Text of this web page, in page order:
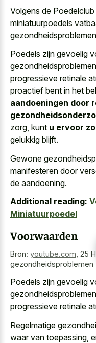
Volgens de
miniatuurpoedels
gezondheidsproblemen
Poedels zijn gevoelig
progressieve retinale
proactief bent in het
aandoeningen door
zorg, kunt u ervoor
gelukkig blijft.
Gewone
manifesteren door
de aandoening.
Additional reading:
Miniatuurpoedel
Voorwaarden
Bron: youtube.com 25
gezondheidsproblemen
Poedels zijn gevoelig
progressieve retinale
Regelmatige
waar van toepassing,